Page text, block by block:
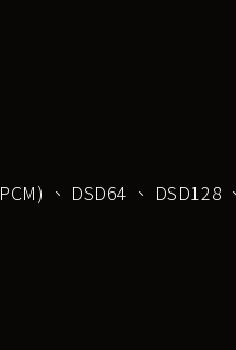
、DSD64、DSD128